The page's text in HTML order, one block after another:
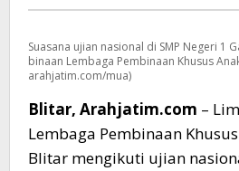
Suasana ujian nasional di SMP Negeri 1
binaan Lembaga Pembinaan Khusus
arahjatim.com/mua)
Blitar, Arahjatim.com –
Lembaga Pembinaan Khusus
Blitar mengikuti ujian